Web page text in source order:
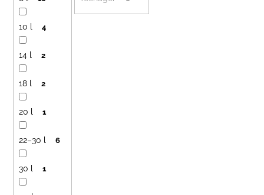
o
10 l 4
14 l 2
18 l 2
20 l 1
22–30 l 6
30 l 1
UV
30
UŠKAMI
BIELY
€16